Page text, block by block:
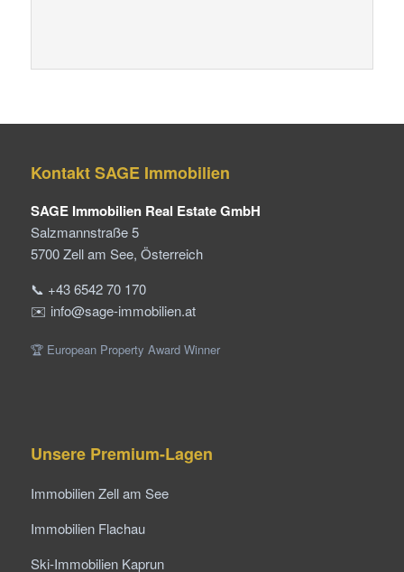
Kontakt SAGE Immobilien
SAGE Immobilien Real Estate GmbH
Salzmannstraße 5
5700 Zell am See, Österreich
📞 +43 6542 70 170
✉️ info@sage-immobilien.at
🏆 European Property Award Winner
Unsere Premium-Lagen
Immobilien Zell am See
Immobilien Flachau
Ski-Immobilien Kaprun